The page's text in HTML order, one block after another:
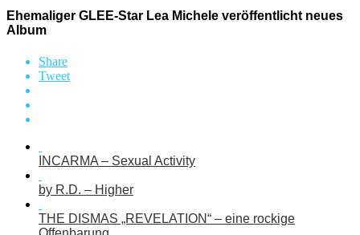
Ehemaliger GLEE-Star Lea Michele veröffentlicht neues
Album
Share
Tweet
INCARMA – Sexual Activity
by R.D. – Higher
THE DISMAS „REVELATION“ – eine rockige